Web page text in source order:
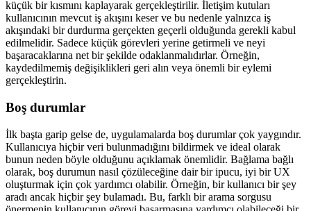
Çok belirgin UI kalıplarından biri. İletişim kutuları, bir uygulamanın
bir sitenin genel bağlamını kaybetmeden bir bilgi parçasını
göstermesine olanak tanır. Bu, tüm pencereyi değil, sadece daha
küçük bir kısmını kaplayarak gerçekleştirilir. İletişim kutuları
kullanıcının mevcut iş akışını keser ve bu nedenle yalnızca iş
akışındaki bir durdurma gerçekten geçerli olduğunda gerekli kabul
edilmelidir. Sadece küçük görevleri yerine getirmeli ve neyi
kaydedilmemiş değişiklikleri geri alın veya önemli bir eylemi
Boş durumlar
İlk başta garip gelse de, uygulamalarda boş durumlar çok yaygındır.
Kullanıcıya hiçbir veri bulunmadığını bildirmek ve ideal olarak
bunun neden böyle olduğunu açıklamak önemlidir. Bağlama bağlı